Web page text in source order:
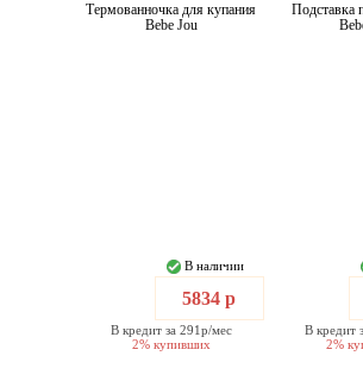
Термованночка для купания
Bebe Jou
В наличии
5834 р
В кредит за 291р/мес
2% купивших
Подставка
В кредит
2%